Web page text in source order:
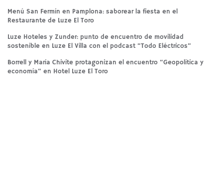
Menú San Fermín en Pamplona: saborear la fiesta en el
Restaurante de Luze El Toro
Luze Hoteles y Zunder: punto de encuentro de movilidad
sostenible en Luze El Villa con el podcast “Todo Eléctricos”
Borrell y María Chivite protagonizan el encuentro “Geopolítica y
economía” en Hotel Luze El Toro